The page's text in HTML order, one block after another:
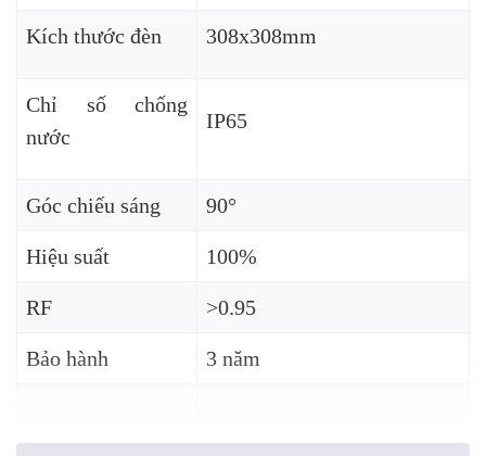
Kích thước đèn 308x308mm
Chỉ số chống
nước
IP65
Góc chiếu sáng 90°
Hiệu suất 100%
RF >0.95
Bảo hành 3 năm